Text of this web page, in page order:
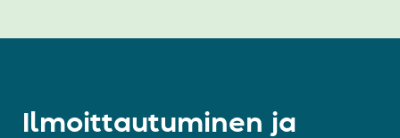
Ilmoittautuminen ja